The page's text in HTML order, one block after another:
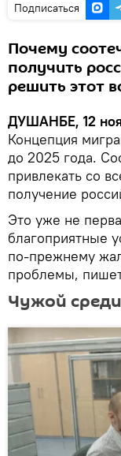
Подписаться
Почему
получить
решить этот
ДУШАНБЕ, 12
Концепция
до 2025 года.
привлекать со
получение
Это уже не
благоприятные
по-прежнему
проблемы,
Чужой